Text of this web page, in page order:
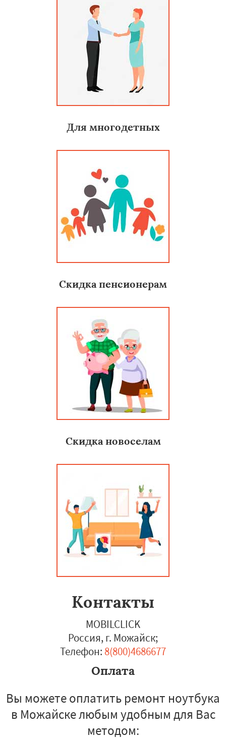
Для многодетных
Скидка пенсионерам
Скидка новоселам
Контакты
MOBILCLICK
Россия, г. Можайск;
Телефон: 8(800)4686677
Оплата
Вы можете оплатить ремонт ноутбука
в Можайске любым удобным для Вас
методом: